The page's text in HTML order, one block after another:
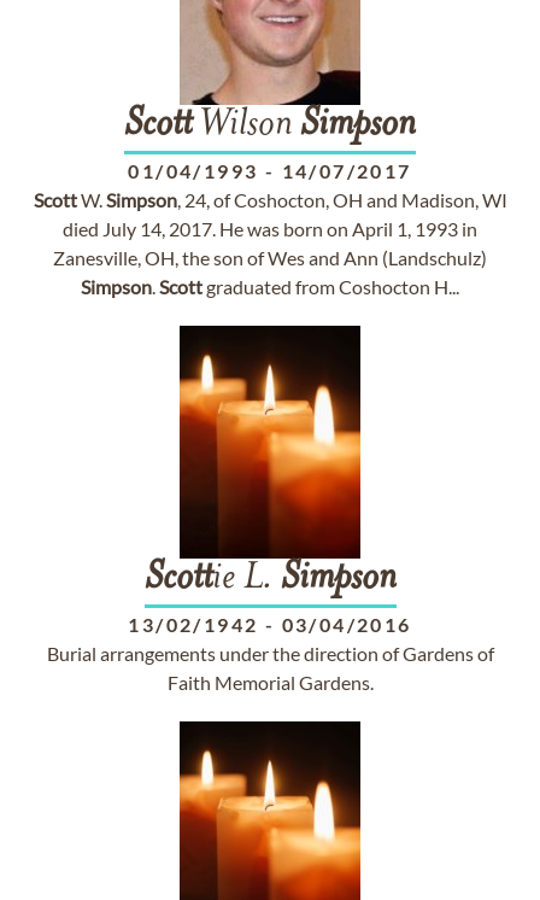
ScottWilson Simpson
01/04/1993 - 14/07/2017
ScottW.Simpson, 24, of Coshocton, OH and Madison, WI
died July 14, 2017. He was born on April 1, 1993 in
Zanesville, OH, the son of Wes and Ann (Landschulz)
Simpson.Scottgraduated from Coshocton H...
Scottie L. Simpson
13/02/1942 - 03/04/2016
Burial arrangements under the direction of Gardens of
Faith Memorial Gardens.